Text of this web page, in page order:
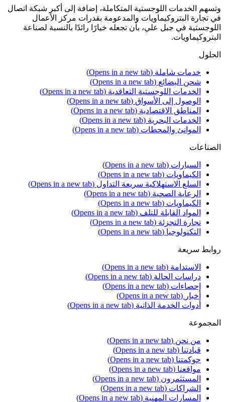
وتسهم الخدمات اللوجستية المتكاملة، إضافة إلى أكبر شبكة اتصال
في تجارة البتروكيماويات والمدعومة بقدرات مركز الأعمال
اللوجستية في جبل علي، بأن تجعله خيارًا رائدًا بالنسبة لصناعة
البتروكيماويات.
الحلول
خدمات شاملة (Opens in a new tab)
شحن البضائع (Opens in a new tab)
الخدمات اللوجستية التعاقدية (Opens in a new tab)
الوصول إلى الأسواق (Opens in a new tab)
المناطق الاقتصادية (Opens in a new tab)
الخدمات البحرية (Opens in a new tab)
الموانئ والمحطات (Opens in a new tab)
الصناعات
السيارات (Opens in a new tab)
الكيماويات (Opens in a new tab)
السلع الاستهلاكية سريعة التداول (Opens in a new tab)
الرعاية الصحية (Opens in a new tab)
الكيماويات (Opens in a new tab)
المواد القابلة للتلف (Opens in a new tab)
تجارة التجزئة (Opens in a new tab)
التكنولوجيا (Opens in a new tab)
روابط سريعة
الاستدامة (Opens in a new tab)
دراسات الحالة (Opens in a new tab)
إحصاءات (Opens in a new tab)
أخبار (Opens in a new tab)
أدوات الخدمة الذاتية (Opens in a new tab)
المجموعة
من نحن (Opens in a new tab)
قيادتنا (Opens in a new tab)
حوكمتنا (Opens in a new tab)
مواقعنا (Opens in a new tab)
المستثمرون (Opens in a new tab)
الشراكات (Opens in a new tab)
المسارات المهنية (Opens in a new tab)